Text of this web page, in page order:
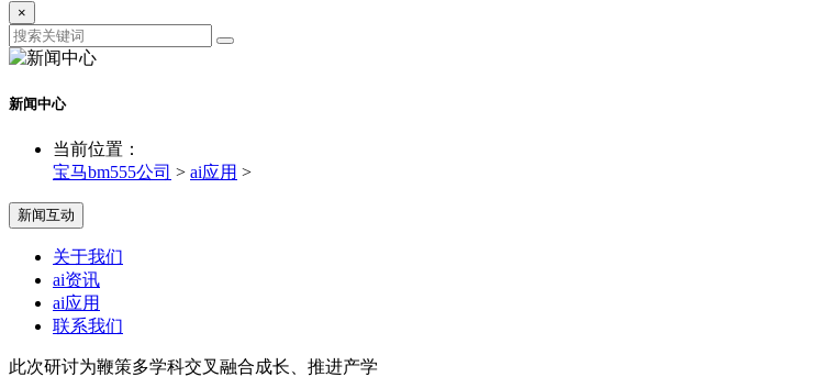
×
新闻中心
当前位置：
宝马bm555公司 > ai应用 >
新闻互动
关于我们
ai资讯
ai应用
联系我们
此次研讨为鞭策多学科交叉融合成长、推进产学